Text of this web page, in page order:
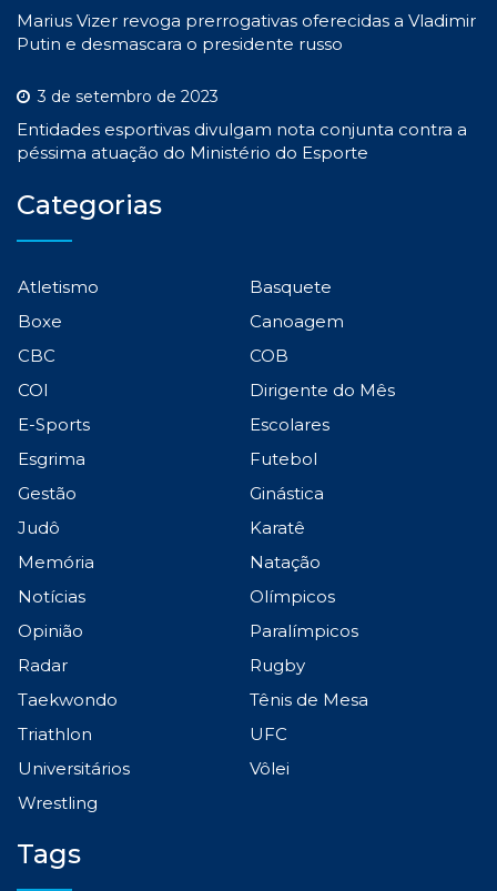
Marius Vizer revoga prerrogativas oferecidas a Vladimir
Putin e desmascara o presidente russo
3 de setembro de 2023
Entidades esportivas divulgam nota conjunta contra a
péssima atuação do Ministério do Esporte
Categorias
Atletismo
Basquete
Boxe
Canoagem
CBC
COB
COI
Dirigente do Mês
E-Sports
Escolares
Esgrima
Futebol
Gestão
Ginástica
Judô
Karatê
Memória
Natação
Notícias
Olímpicos
Opinião
Paralímpicos
Radar
Rugby
Taekwondo
Tênis de Mesa
Triathlon
UFC
Universitários
Vôlei
Wrestling
Tags